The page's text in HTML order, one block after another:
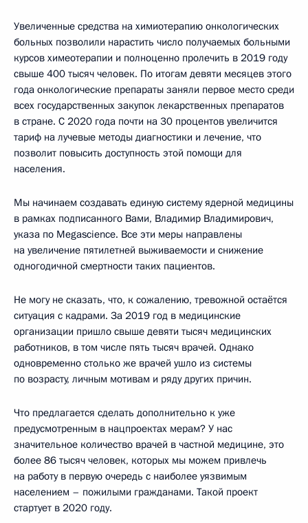
Увеличенные средства на химиотерапию онкологических
больных позволили нарастить число получаемых больными
курсов химеотерапии и полноценно пролечить в 2019 году
свыше 400 тысяч человек. По итогам девяти месяцев этого
года онкологические препараты заняли первое место среди
всех государственных закупок лекарственных препаратов
в стране. С 2020 года почти на 30 процентов увеличится
тариф на лучевые методы диагностики и лечение, что
позволит повысить доступность этой помощи для
населения.
Мы начинаем создавать единую систему ядерной медицины
в рамках подписанного Вами, Владимир Владимирович,
указа по Megascience. Все эти меры направлены
на увеличение пятилетней выживаемости и снижение
одногодичной смертности таких пациентов.
Не могу не сказать, что, к сожалению, тревожной остаётся
ситуация с кадрами. За 2019 год в медицинские
организации пришло свыше девяти тысяч медицинских
работников, в том числе пять тысяч врачей. Однако
одновременно столько же врачей ушло из системы
по возрасту, личным мотивам и ряду других причин.
Что предлагается сделать дополнительно к уже
предусмотренным в нацпроектах мерам? У нас
значительное количество врачей в частной медицине, это
более 86 тысяч человек, которых мы можем привлечь
на работу в первую очередь с наиболее уязвимым
населением – пожилыми гражданами. Такой проект
стартует в 2020 году.